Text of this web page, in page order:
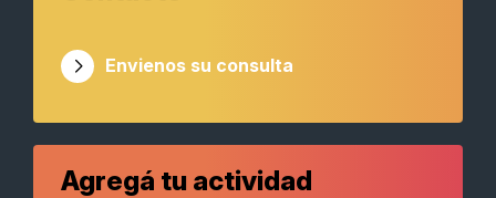
Envienos su consulta
Agregá tu actividad